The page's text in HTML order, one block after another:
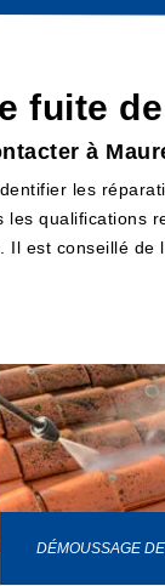
fuite
à
les
qualifications
est conseillé
DÉMOUSSAGE